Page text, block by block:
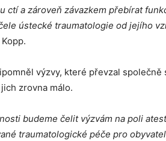
ctí a zároveň závazkem přebírat
ústecké traumatologie od jejího
výzvy, které převzal
zrovna málo.
budeme čelit výzvám na poli
traumatologické péče pro